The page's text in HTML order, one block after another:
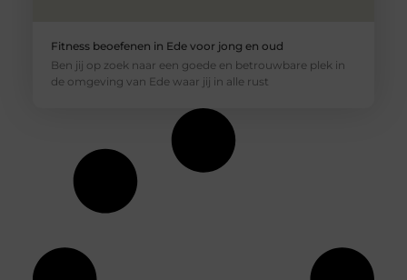
Fitness beoefenen in Ede voor jong en oud
Ben jij op zoek naar een goede en betrouwbare plek in
de omgeving van Ede waar jij in alle rust